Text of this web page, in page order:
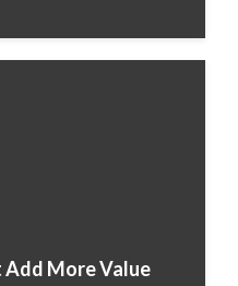
Add More Value